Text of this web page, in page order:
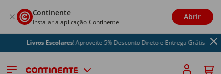
Continente
Instalar a aplicação Continente
Abrir
Livros Escolares! Aproveite 5% Desconto Direto e Entrega Grátis